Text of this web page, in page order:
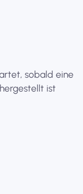
sobald eine
ist